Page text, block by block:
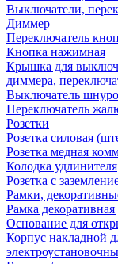
Выключатели,
Диммер
Переключатель
Кнопка нажимная
Крышка для
диммера,
Выключатель
Переключатель
Розетки
Розетка силовая
Розетка медная
Колодка удлинителя
Розетка с
Рамки,
Рамка
Основание для
Корпус накладной